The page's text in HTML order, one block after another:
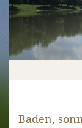
Baden,